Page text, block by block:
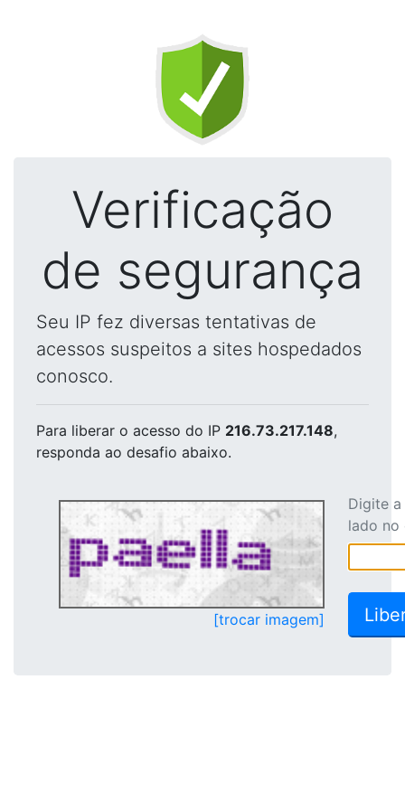
Verificação
de segurança
Seu IP fez diversas tentativas de
acessos suspeitos a sites hospedados
conosco.
Para liberar o acesso do IP 216.73.217.148,
responda ao desafio abaixo.
[trocar imagem]
Digite
lado no